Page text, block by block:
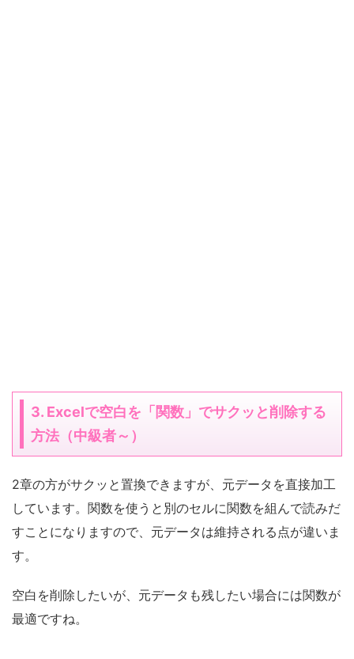
3. Excelで空白を「関数」でサクッと削除する
方法（中級者～）
2章の方がサクッと置換できますが、元データを直接加工
しています。関数を使うと別のセルに関数を組んで読みだ
すことになりますので、元データは維持される点が違いま
す。
空白を削除したいが、元データも残したい場合には関数が
最適ですね。